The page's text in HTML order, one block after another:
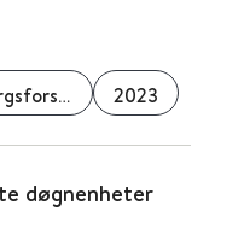
Senter for omsorgsforskning 2023
døgnenheter